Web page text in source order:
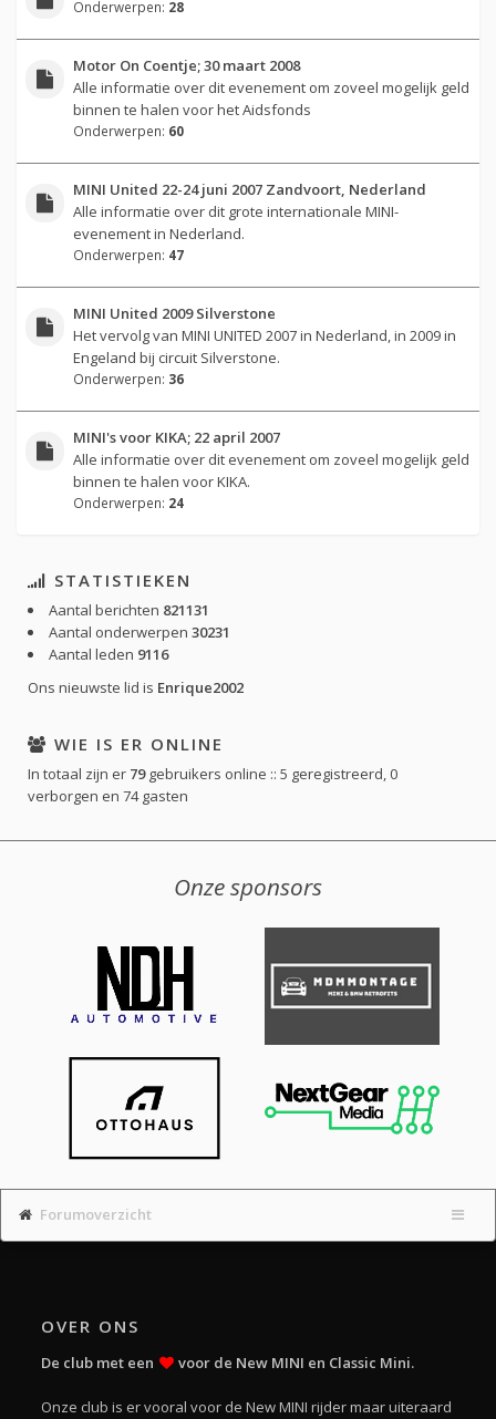
Onderwerpen: 28
Motor On Coentje; 30 maart 2008
Alle informatie over dit evenement om zoveel mogelijk geld
binnen te halen voor het Aidsfonds
Onderwerpen: 60
MINI United 22-24 juni 2007 Zandvoort, Nederland
Alle informatie over dit grote internationale MINI-
evenement in Nederland.
Onderwerpen: 47
MINI United 2009 Silverstone
Het vervolg van MINI UNITED 2007 in Nederland, in 2009 in
Engeland bij circuit Silverstone.
Onderwerpen: 36
MINI's voor KIKA; 22 april 2007
Alle informatie over dit evenement om zoveel mogelijk geld
binnen te halen voor KIKA.
Onderwerpen: 24
STATISTIEKEN
Aantal berichten 821131
Aantal onderwerpen 30231
Aantal leden 9116
Ons nieuwste lid is Enrique2002
WIE IS ER ONLINE
In totaal zijn er 79gebruikers online :: 5 geregistreerd, 0
verborgen en 74 gasten
Onze sponsors
Forumoverzicht
OVER ONS
De club met een voor de New MINI en Classic Mini.
Onze club is er vooral voor de New MINI rijder maar uiteraard